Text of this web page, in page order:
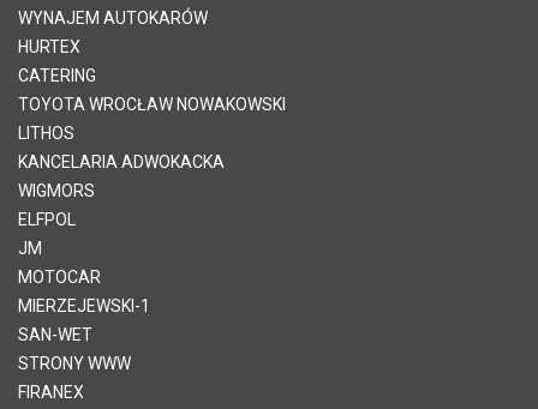
WYNAJEM AUTOKARÓW
HURTEX
CATERING
TOYOTA WROCŁAW NOWAKOWSKI
LITHOS
KANCELARIA ADWOKACKA
WIGMORS
ELFPOL
JM
MOTOCAR
MIERZEJEWSKI-1
SAN-WET
STRONY WWW
FIRANEX